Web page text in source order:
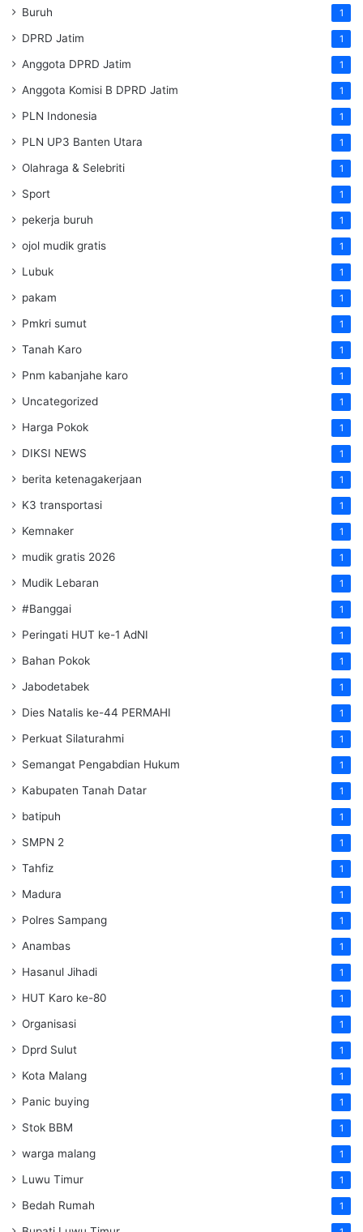
Buruh 1
DPRD Jatim 1
Anggota DPRD Jatim 1
Anggota Komisi B DPRD Jatim 1
PLN Indonesia 1
PLN UP3 Banten Utara 1
Olahraga & Selebriti 1
Sport 1
pekerja buruh 1
ojol mudik gratis 1
Lubuk 1
pakam 1
Pmkri sumut 1
Tanah Karo 1
Pnm kabanjahe karo 1
Uncategorized 1
Harga Pokok 1
DIKSI NEWS 1
berita ketenagakerjaan 1
K3 transportasi 1
Kemnaker 1
mudik gratis 2026 1
Mudik Lebaran 1
#Banggai 1
Peringati HUT ke-1 AdNI 1
Bahan Pokok 1
Jabodetabek 1
Dies Natalis ke-44 PERMAHI 1
Perkuat Silaturahmi 1
Semangat Pengabdian Hukum 1
Kabupaten Tanah Datar 1
batipuh 1
SMPN 2 1
Tahfiz 1
Madura 1
Polres Sampang 1
Anambas 1
Hasanul Jihadi 1
HUT Karo ke-80 1
Organisasi 1
Dprd Sulut 1
Kota Malang 1
Panic buying 1
Stok BBM 1
warga malang 1
Luwu Timur 1
Bedah Rumah 1